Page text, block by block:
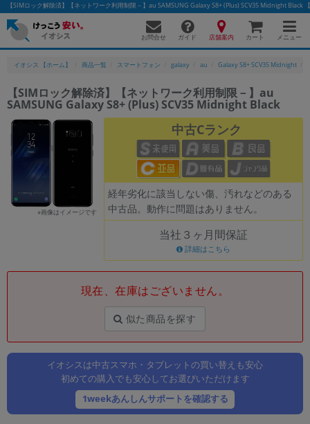
【SIMロック解除済】【ネットワーク利用制限－】au SAMSUNG Galaxy S8+ (Plus) SCV35 Midnight
お問合せ ガイド 店舗案内 カート メニュー
イオシス 【ホーム】 商品一覧 スマートフォン galaxy au Galaxy S8+ SCV35 Midnight
【SIMロック解除済】【ネットワーク利用制限－】au
SAMSUNG Galaxy S8+ (Plus) SCV35 Midnight Black
※画像はイメージです
中古Cランク
経年劣化に該当しない傷、汚れなどのある
中古品。動作に問題はありません。
当社３ヶ月間保証
詳細はこちら
現在、在庫はございません。
似た商品を探す
イオシスは中古スマホ・タブレットの買い替えも安心
初めての購入でも安心してお選びいただけます
1weekあんしんサポートを確認する
かんたんパソコン検索に切り替える
フリーワード
人気の検索ワード： Let's note EliteBookMacBook
「スマートフォン」「タブレット」など
製造、販売メーカーの絞り込み
「Apple」「SONY」「SHARP」など
商品の搭載機能による絞り込み